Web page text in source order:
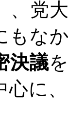
、党
もな
決議
心に